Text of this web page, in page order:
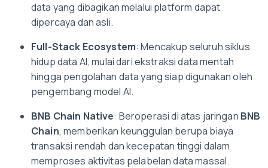
data yang dibagikan melalui platform dapat
dipercaya dan asli.
Full-Stack Ecosystem: Mencakup seluruh siklus
hidup data AI, mulai dari ekstraksi data mentah
hingga pengolahan data yang siap digunakan oleh
pengembang model AI.
BNB Chain Native: Beroperasi di atas jaringan BNB
Chain, memberikan keunggulan berupa biaya
transaksi rendah dan kecepatan tinggi dalam
memproses aktivitas pelabelan data massal.